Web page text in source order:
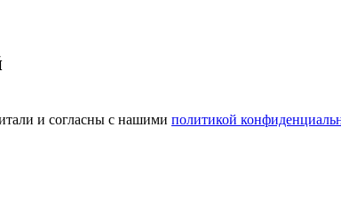
и согласны с нашими политикой